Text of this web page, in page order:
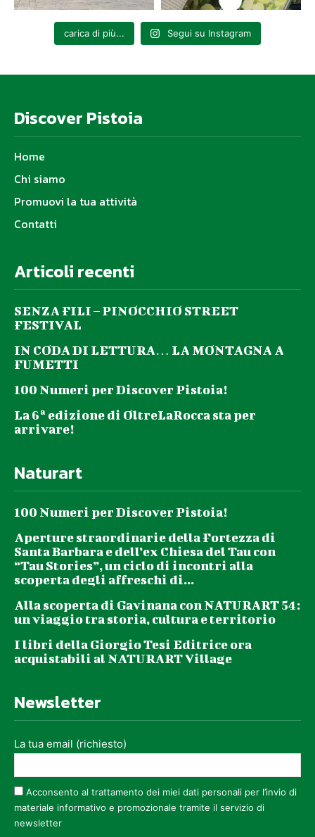
carica di più... Segui su Instagram
Discover Pistoia
Home
Chi siamo
Promuovi la tua attività
Contatti
Articoli recenti
SENZA FILI – PINOCCHIO STREET
FESTIVAL
IN CODA DI LETTURA… LA MONTAGNA A
FUMETTI
100 Numeri per Discover Pistoia!
La 6ª edizione di OltreLaRocca sta per
arrivare!
Naturart
100 Numeri per Discover Pistoia!
Aperture straordinarie della Fortezza di
Santa Barbara e dell’ex Chiesa del Tau con
“Tau Stories”, un ciclo di incontri alla
scoperta degli affreschi di...
Alla scoperta di Gavinana con NATURART 54:
un viaggio tra storia, cultura e territorio
I libri della Giorgio Tesi Editrice ora
acquistabili al NATURART Village
Newsletter
La tua email (richiesto)
Acconsento al trattamento dei miei dati personali per l’invio di
materiale informativo e promozionale tramite il servizio di
newsletter